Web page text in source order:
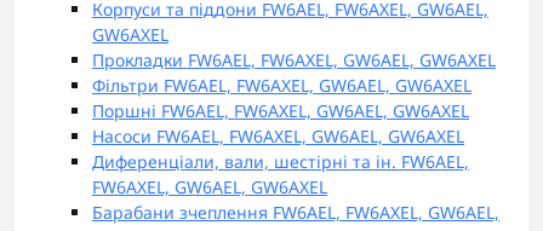
Корпуси та піддони FW6AEL, FW6AXEL, GW6AEL,
GW6AXEL
Прокладки FW6AEL, FW6AXEL, GW6AEL, GW6AXEL
Фільтри FW6AEL, FW6AXEL, GW6AEL, GW6AXEL
Поршні FW6AEL, FW6AXEL, GW6AEL, GW6AXEL
Насоси FW6AEL, FW6AXEL, GW6AEL, GW6AXEL
Диференціали, вали, шестірні та ін. FW6AEL,
FW6AXEL, GW6AEL, GW6AXEL
Барабани зчеплення FW6AEL, FW6AXEL, GW6AEL,